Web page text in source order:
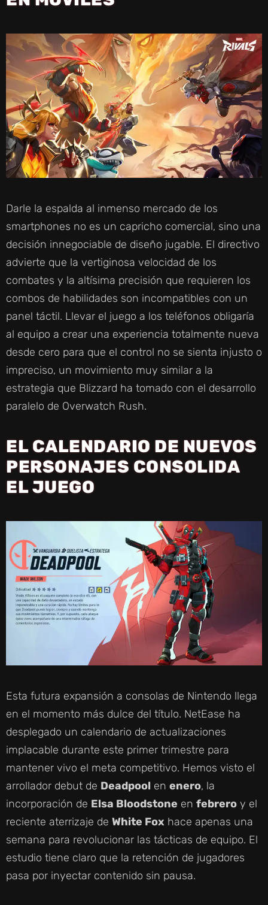
Darle la espalda al inmenso mercado de los
smartphones no es un capricho comercial, sino una
decisión innegociable de diseño jugable. El directivo
advierte que la vertiginosa velocidad de los
combates y la altísima precisión que requieren los
combos de habilidades son incompatibles con un
panel táctil. Llevar el juego a los teléfonos obligaría
al equipo a crear una experiencia totalmente nueva
desde cero para que el control no se sienta injusto o
impreciso, un movimiento muy similar a la
estrategia que Blizzard ha tomado con el desarrollo
paralelo de Overwatch Rush.
EL CALENDARIO DE NUEVOS
PERSONAJES CONSOLIDA
EL JUEGO
Esta futura expansión a consolas de Nintendo llega
en el momento más dulce del título. NetEase ha
desplegado un calendario de actualizaciones
implacable durante este primer trimestre para
mantener vivo el meta competitivo. Hemos visto el
arrollador debut de Deadpool en enero, la
incorporación de Elsa Bloodstone en febrero y el
reciente aterrizaje de White Fox hace apenas una
semana para revolucionar las tácticas de equipo. El
estudio tiene claro que la retención de jugadores
pasa por inyectar contenido sin pausa.